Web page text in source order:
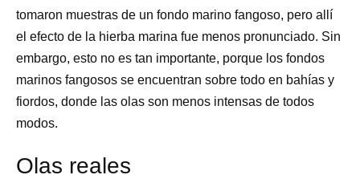
tomaron muestras de un fondo marino fangoso, pero allí
el efecto de la hierba marina fue menos pronunciado. Sin
embargo, esto no es tan importante, porque los fondos
marinos fangosos se encuentran sobre todo en bahías y
fiordos, donde las olas son menos intensas de todos
modos.
Olas reales